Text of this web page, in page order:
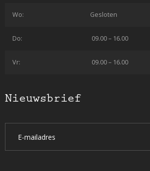
Wo: Gesloten
Do: 09.00 – 16.00
Vr: 09.00 – 16.00
Nieuwsbrief